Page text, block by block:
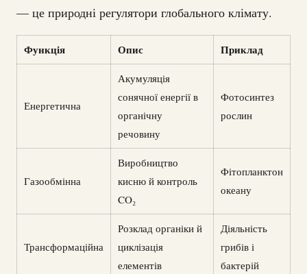
— це природні регулятори глобального клімату.
Функція Опис Приклад
Енергетична
Акумуляція
сонячної енергії в
органічну
речовину
Фотосинтез
рослин
Газообмінна
Виробництво
кисню й контроль
CO₂
Фітопланктон
океану
Трансформаційна
Розклад органіки й
циклізація
елементів
Діяльність
грибів і
бактерій